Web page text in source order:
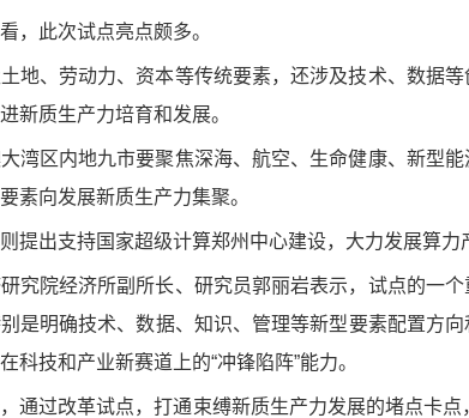
，此次试点亮点颇多。
地、劳动力、资本等传统要素，还涉及技术、数据
新质生产力培育和发展。
湾区内地九市要聚焦深海、航空、生命健康、新型
素向发展新质生产力集聚。
提出支持国家超级计算郑州中心建设，大力发展算力
究院经济所副所长、研究员郭丽岩表示，试点的一
是明确技术、数据、知识、管理等新型要素配置方
科技和产业新赛道上的“冲锋陷阵”能力。
通过改革试点，打通束缚新质生产力发展的堵点卡